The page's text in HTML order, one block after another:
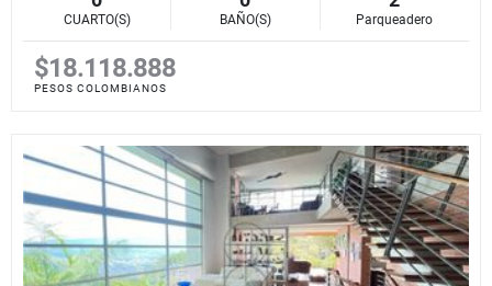
CUARTO(S) BAÑO(S) Parqueadero
$18.118.888
PESOS COLOMBIANOS